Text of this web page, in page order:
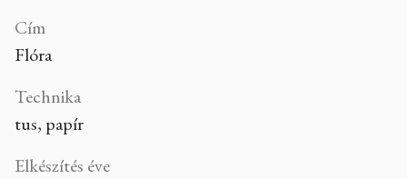
Cím
Flóra
Technika
tus, papír
Elkészítés éve